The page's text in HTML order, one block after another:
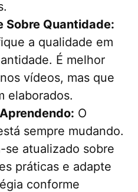
Sobre Quantidade:
a qualidade em
É melhor
vídeos, mas que
elaborados.
O
sempre mudando.
se atualizado sobre
práticas e adapte
conforme